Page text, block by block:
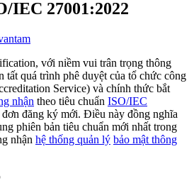
IEC 27001:2022
với niềm vui trân trọng thông
tất quá trình phê duyệt của tổ chức công
Service) và chính thức bắt
nhận theo tiêu chuẩn ISO/IEC
đơn đăng ký mới. Điều này đồng nghĩa
phiên bản tiêu chuẩn mới nhất trong
nhận hệ thống quản lý bảo mật thông